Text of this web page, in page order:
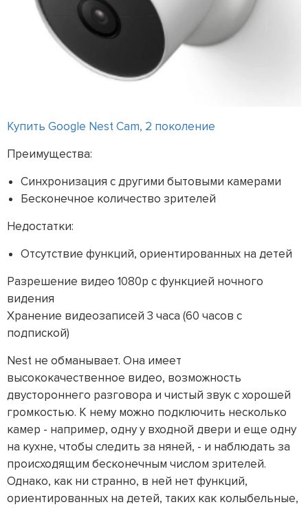
Купить Google Nest Cam, 2 поколение
Преимущества:
Синхронизация с другими бытовыми камерами
Бесконечное количество зрителей
Недостатки:
Отсутствие функций, ориентированных на детей
Разрешение видео 1080p с функцией ночного
видения
Хранение видеозаписей 3 часа (60 часов с
подпиской)
Nest не обманывает. Она имеет
высококачественное видео, возможность
двустороннего разговора и чистый звук с хорошей
громкостью. К нему можно подключить несколько
камер - например, одну у входной двери и еще одну
на кухне, чтобы следить за няней, - и наблюдать за
происходящим бесконечным числом зрителей.
Однако, как ни странно, в ней нет функций,
ориентированных на детей, таких как колыбельные,